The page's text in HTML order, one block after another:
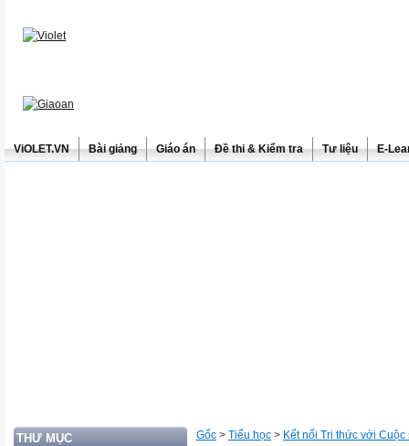
ViOLET.VN Bài giảng Giáo án Đề thi & Kiểm tra Tư liệu E-
THƯ MỤC Gốc > Tiểu học > Kết nối Tri thức với Cuộc